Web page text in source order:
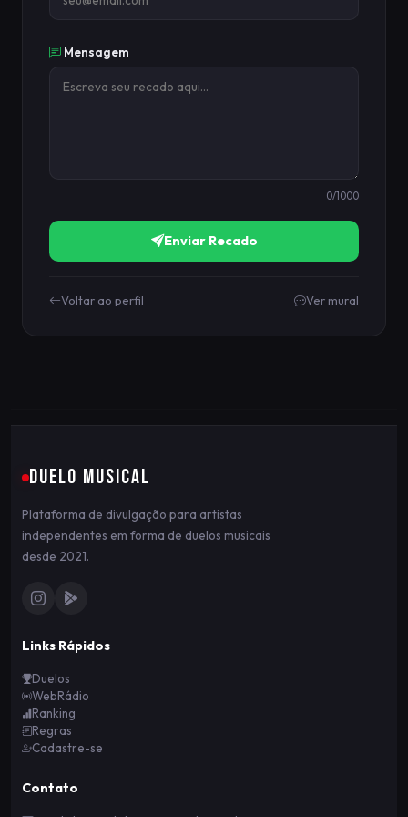
Mensagem
0/1000
Enviar Recado
Voltar ao perfil Ver mural
DUELO MUSICAL
Plataforma de divulgação para artistas
independentes em forma de duelos musicais
desde 2021.
Links Rápidos
Duelos
WebRádio
Ranking
Regras
Cadastre-se
Contato